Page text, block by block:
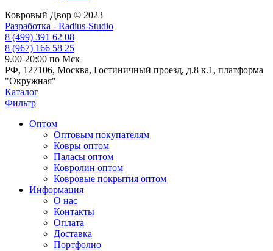
Ковровый Двор © 2023
Разработка - Radius-Studio
8 (499) 391 62 08
8 (967) 166 58 25
9.00-20:00 по Мск
РФ, 127106, Москва, Гостиничный проезд, д.8 к.1, платформа
"Окружная"
Каталог
Фильтр
Оптом
Оптовым покупателям
Ковры оптом
Паласы оптом
Ковролин оптом
Ковровые покрытия оптом
Информация
О нас
Контакты
Оплата
Доставка
Портфолио